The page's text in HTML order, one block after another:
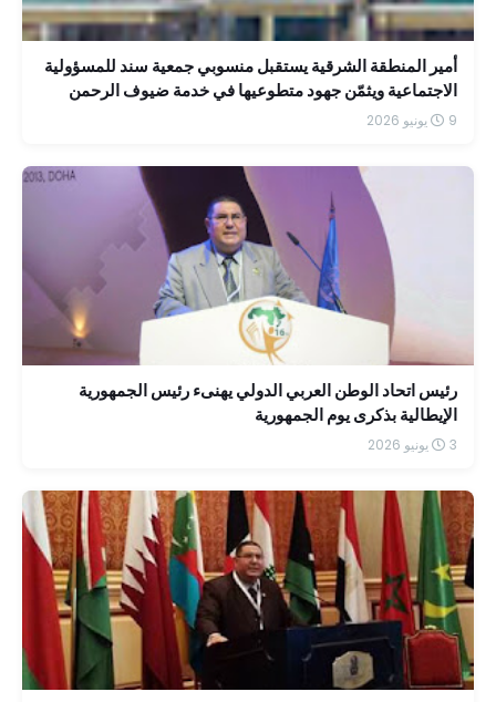
أمير المنطقة الشرقية يستقبل منسوبي جمعية سند للمسؤولية
الاجتماعية ويثمّن جهود متطوعيها في خدمة ضيوف الرحمن
9 يونيو 2026
رئيس اتحاد الوطن العربي الدولي يهنىء رئيس الجمهورية
الإيطالية بذكرى يوم الجمهورية
3 يونيو 2026